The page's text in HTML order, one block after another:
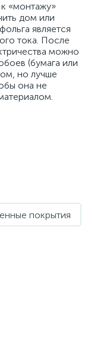
«монтажу»
дом или
является
тока. После
можно
(бумага или
но лучше
она не
покрытия